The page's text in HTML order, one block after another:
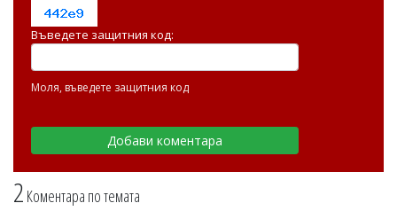
2 Коментара по темата
Въведете защитния код:
Моля, въведете защитния код